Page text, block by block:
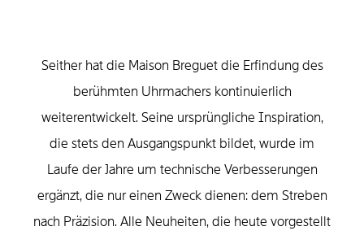
Seither hat die Maison Breguet die Erfindung des
berühmten Uhrmachers kontinuierlich
weiterentwickelt. Seine ursprüngliche Inspiration,
die stets den Ausgangspunkt bildet, wurde im
Laufe der Jahre um technische Verbesserungen
ergänzt, die nur einen Zweck dienen: dem Streben
nach Präzision. Alle Neuheiten, die heute vorgestellt